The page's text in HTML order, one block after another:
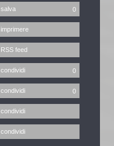
salva 0
imprimere
RSS feed
condividi 0
condividi 0
condividi
condividi